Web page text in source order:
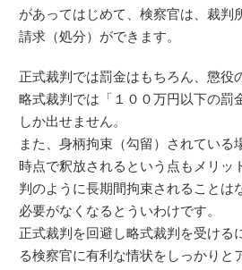
があってはじめて、検察官は、裁判
請求（処分）ができます。
正式裁判では罰金はもちろん、懲役
略式裁判では「１００万円以下の罰
しか出せません。
また、身柄拘束（勾留）されている
時点で釈放されるという点もメリッ
判のように長期間拘束されることは
必要がなくなるとういわけです。
正式裁判を回避し略式裁判を受ける
る検察官に有利な情状をしっかりと